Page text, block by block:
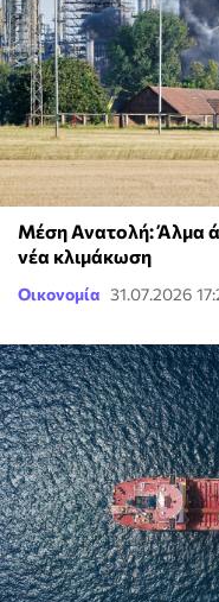
Μέση Ανατολή: Άλμα
νέα κλιμάκωση
Οικονομία 31.07.2026